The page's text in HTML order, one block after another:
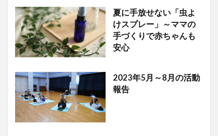
お知らせ
夏に手放せない「虫よ
けスプレー」～ママの
手づくりで赤ちゃんも
安心
お知らせ
2023年5月～8月の活動
報告